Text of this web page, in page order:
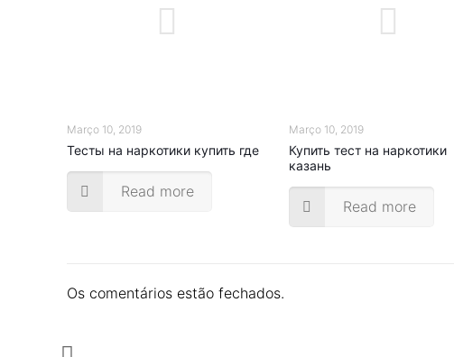
Março 10, 2019
Тесты на наркотики купить где
Read more
Março 10, 2019
Купить тест на наркотики
казань
Read more
Os comentários estão fechados.